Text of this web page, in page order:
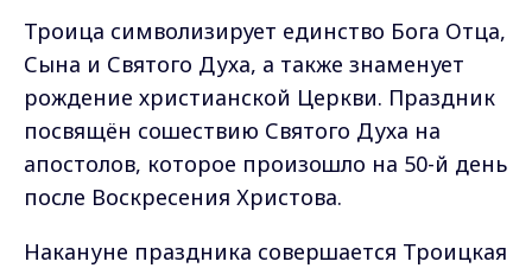
Троица символизирует единство Бога Отца,
Сына и Святого Духа, а также знаменует
рождение христианской Церкви. Праздник
посвящён сошествию Святого Духа на
апостолов, которое произошло на 50-й день
после Воскресения Христова.
Накануне праздника совершается Троицкая